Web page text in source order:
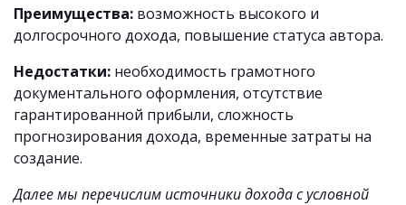
Преимущества: возможность высокого и
долгосрочного дохода, повышение статуса автора.
Недостатки: необходимость грамотного
документального оформления, отсутствие
гарантированной прибыли, сложность
прогнозирования дохода, временные затраты на
создание.
Далее мы перечислим источники дохода с условной